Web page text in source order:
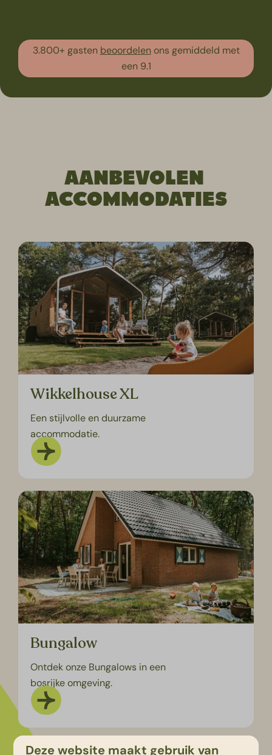
3.800+ gasten beoordelenons gemiddeld met
een 9.1
AANBEVOLEN
ACCOMMODATIES
Wikkelhouse XL
Een stijlvolle en duurzame
accommodatie.
Bungalow
Ontdek onze Bungalows in een
bosrijke omgeving.
Deze website maakt gebruik van